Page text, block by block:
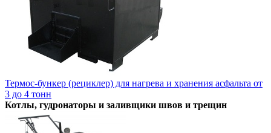
Термос-бункер (рециклер) для нагрева и хранения асфальта от
3 до 4 тонн
Котлы, гудронаторы и заливщики швов и трещин